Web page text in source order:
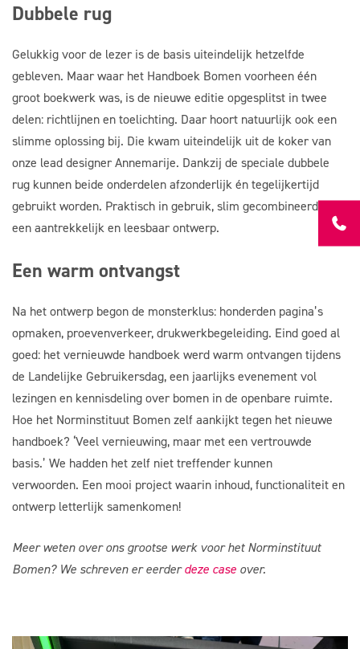
Dubbele rug
Gelukkig voor de lezer is de basis uiteindelijk hetzelfde
gebleven. Maar waar het Handboek Bomen voorheen één
groot boekwerk was, is de nieuwe editie opgesplitst in twee
delen: richtlijnen en toelichting. Daar hoort natuurlijk ook een
slimme oplossing bij. Die kwam uiteindelijk uit de koker van
onze lead designer Annemarije. Dankzij de speciale dubbele
rug kunnen beide onderdelen afzonderlijk én tegelijkertijd
gebruikt worden. Praktisch in gebruik, slim gecombineerd in
een aantrekkelijk en leesbaar ontwerp.
Een warm ontvangst
Na het ontwerp begon de monsterklus: honderden pagina’s
opmaken, proevenverkeer, drukwerkbegeleiding. Eind goed al
goed: het vernieuwde handboek werd warm ontvangen tijdens
de Landelijke Gebruikersdag, een jaarlijks evenement vol
lezingen en kennisdeling over bomen in de openbare ruimte.
Hoe het Norminstituut Bomen zelf aankijkt tegen het nieuwe
handboek? ‘Veel vernieuwing, maar met een vertrouwde
basis.’ We hadden het zelf niet treffender kunnen
verwoorden. Een mooi project waarin inhoud, functionaliteit en
ontwerp letterlijk samenkomen!
Meer weten over ons grootse werk voor het Norminstituut
Bomen? We schreven er eerderdeze case over.